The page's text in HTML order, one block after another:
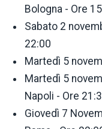
Bologna - Ore
Sabato 2
22:00
Martedì 5
Martedì 5
Napoli - Ore
Giovedì 7